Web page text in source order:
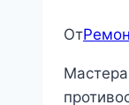
От